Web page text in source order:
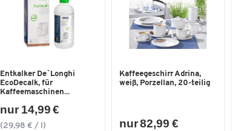
Schwarz
Entkalker De`Longhi
EcoDecalk, für
Kaffeemaschinen...
nur 14,99 €
(29,98 € / l)
Kaffeegeschirr Adrina,
weiß, Porzellan, 20-teilig
nur 82,99 €